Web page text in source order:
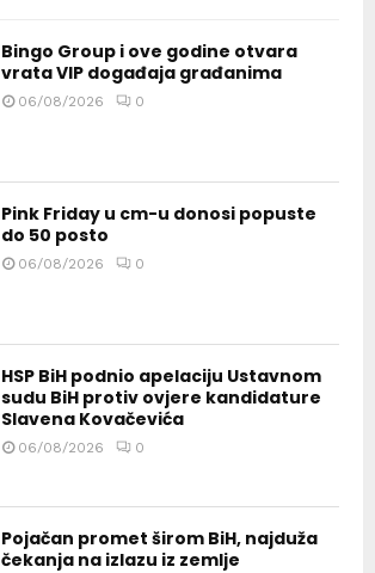
Bingo Group i ove godine otvara
vrata VIP događaja građanima
06/08/2026 0
Pink Friday u cm-u donosi popuste
do 50 posto
06/08/2026 0
HSP BiH podnio apelaciju Ustavnom
sudu BiH protiv ovjere kandidature
Slavena Kovačevića
06/08/2026 0
Pojačan promet širom BiH, najduža
čekanja na izlazu iz zemlje